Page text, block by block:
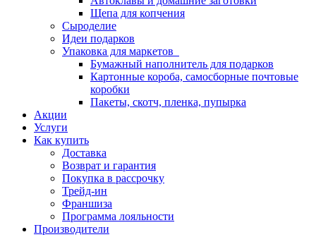
Щепа для копчения
Сыроделие
Идеи подарков
Упаковка для маркетов
Бумажный наполнитель для подарков
Картонные короба, самосборные почтовые
коробки
Пакеты, скотч, пленка, пупырка
Акции
Услуги
Как купить
Доставка
Возврат и гарантия
Покупка в рассрочку
Трейд-ин
Франшиза
Программа лояльности
Производители